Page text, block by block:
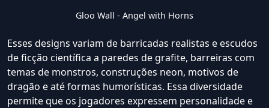
Gloo Wall - Angel with Horns
Esses designs variam de barricadas realistas e escudos
de ficção científica a paredes de grafite, barreiras com
temas de monstros, construções neon, motivos de
dragão e até formas humorísticas. Essa diversidade
permite que os jogadores expressem personalidade e